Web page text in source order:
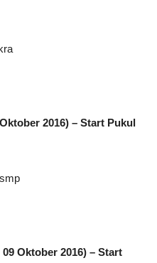
2016) – Start Pukul
Oktober 2016) – Start